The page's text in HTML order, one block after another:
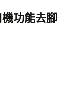
鍵
字:
功能去腳